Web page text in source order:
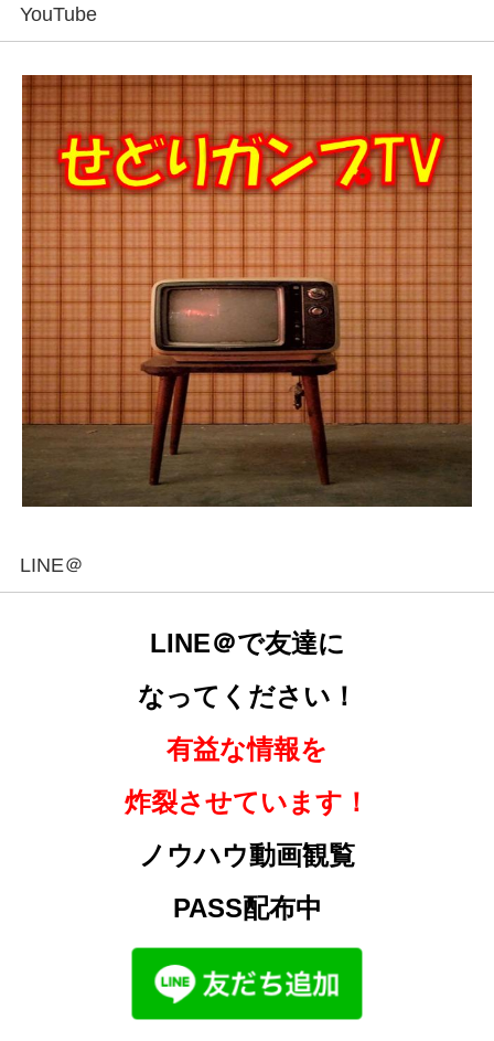
YouTube
LINE＠
LINE＠で友達に
なってください！
有益な情報を
炸裂させています！
ノウハウ動画観覧
PASS配布中